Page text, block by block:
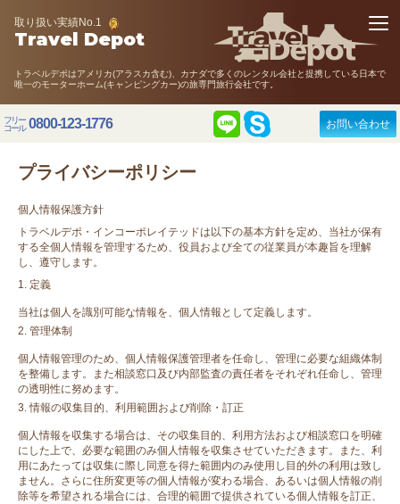
取り扱い実績No.1
Travel Depot
トラベルデポはアメリカ(アラスカ含む)、カナダで多くのレンタル会社と提携している日本で
唯一のモーターホーム(キャンピングカー)の旅専門旅行会社です。
フリー
コール 0800-123-1776 お問い合わせ
プライバシーポリシー
個人情報保護方針
トラベルデポ・インコーポレイテッドは以下の基本方針を定め、当社が保有
する全個人情報を管理するため、役員および全ての従業員が本趣旨を理解
し、遵守します。
定義
当社は個人を識別可能な情報を、個人情報として定義します。
管理体制
個人情報管理のため、個人情報保護管理者を任命し、管理に必要な組織体制
を整備します。また相談窓口及び内部監査の責任者をそれぞれ任命し、管理
の透明性に努めます。
情報の収集目的、利用範囲および削除・訂正
個人情報を収集する場合は、その収集目的、利用方法および相談窓口を明確
にした上で、必要な範囲のみ個人情報を収集させていただきます。また、利
用にあたっては収集に際し同意を得た範囲内のみ使用し目的外の利用は致し
ません。さらに住所変更等の個人情報が変わる場合、あるいは個人情報の削
除等を希望される場合には、合理的範囲で提供されている個人情報を訂正、